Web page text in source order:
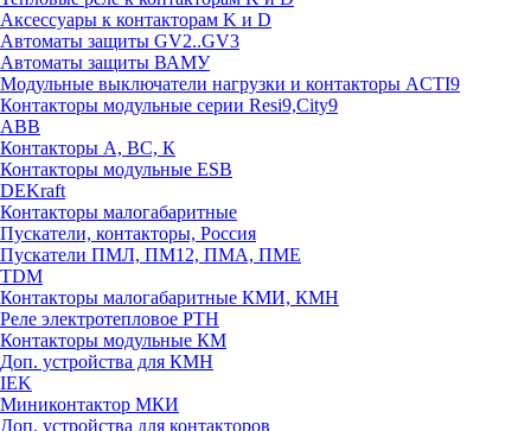
Аксессуары к контакторам K и D
Автоматы защиты GV2..GV3
Автоматы защиты ВАМУ
Модульные выключатели нагрузки и контакторы ACTI9
Контакторы модульные серии Resi9,City9
ABB
Контакторы А, ВС, К
Контакторы модульные ESB
DEKraft
Контакторы малогабаритные
Пускатели, контакторы, Россия
Пускатели ПМЛ, ПМ12, ПМА, ПМЕ
TDM
Контакторы малогабаритные КМИ, КМН
Реле электротепловое РТН
Контакторы модульные КМ
Доп. устройства для КМН
IEK
Миниконтактор МКИ
Доп. устройства для контакторов